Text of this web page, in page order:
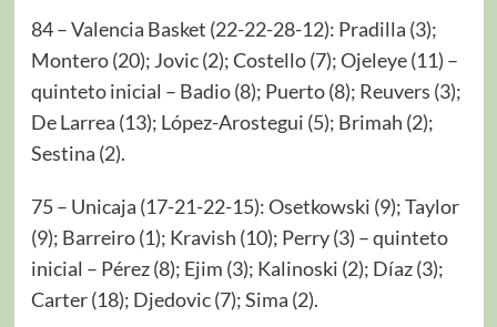
84 – Valencia Basket (22-22-28-12): Pradilla (3);
Montero (20); Jovic (2); Costello (7); Ojeleye (11) –
quinteto inicial – Badio (8); Puerto (8); Reuvers (3);
De Larrea (13); López-Arostegui (5); Brimah (2);
Sestina (2).
75 – Unicaja (17-21-22-15): Osetkowski (9); Taylor
(9); Barreiro (1); Kravish (10); Perry (3) – quinteto
inicial – Pérez (8); Ejim (3); Kalinoski (2); Díaz (3);
Carter (18); Djedovic (7); Sima (2).